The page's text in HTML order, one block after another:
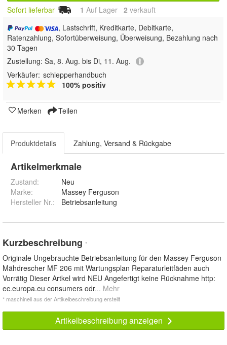
Sofort lieferbar 1 Auf Lager 2 verkauft
, Lastschrift, Kreditkarte, Debitkarte,
Ratenzahlung, Sofortüberweisung, Überweisung, Bezahlung nach
30 Tagen
Zustellung: Sa, 8. Aug. bis Di, 11. Aug.
Verkäufer: schlepperhandbuch
100% positiv
Merken Teilen
Produktdetails Zahlung, Versand & Rückgabe
Artikelmerkmale
Zustand:
Neu
Marke:
Massey Ferguson
Hersteller Nr.:
Betriebsanleitung
Kurzbeschreibung *
Originale Ungebrauchte Betriebsanleitung für den Massey Ferguson
Mähdrescher MF 206 mit Wartungsplan Reparaturleitfäden auch
Vorrätig Dieser Artkel wird NEU Angefertigt keine Rücknahme http:
ec.europa.eu consumers odr... Mehr
* maschinell aus der Artikelbeschreibung erstellt
Artikelbeschreibung anzeigen